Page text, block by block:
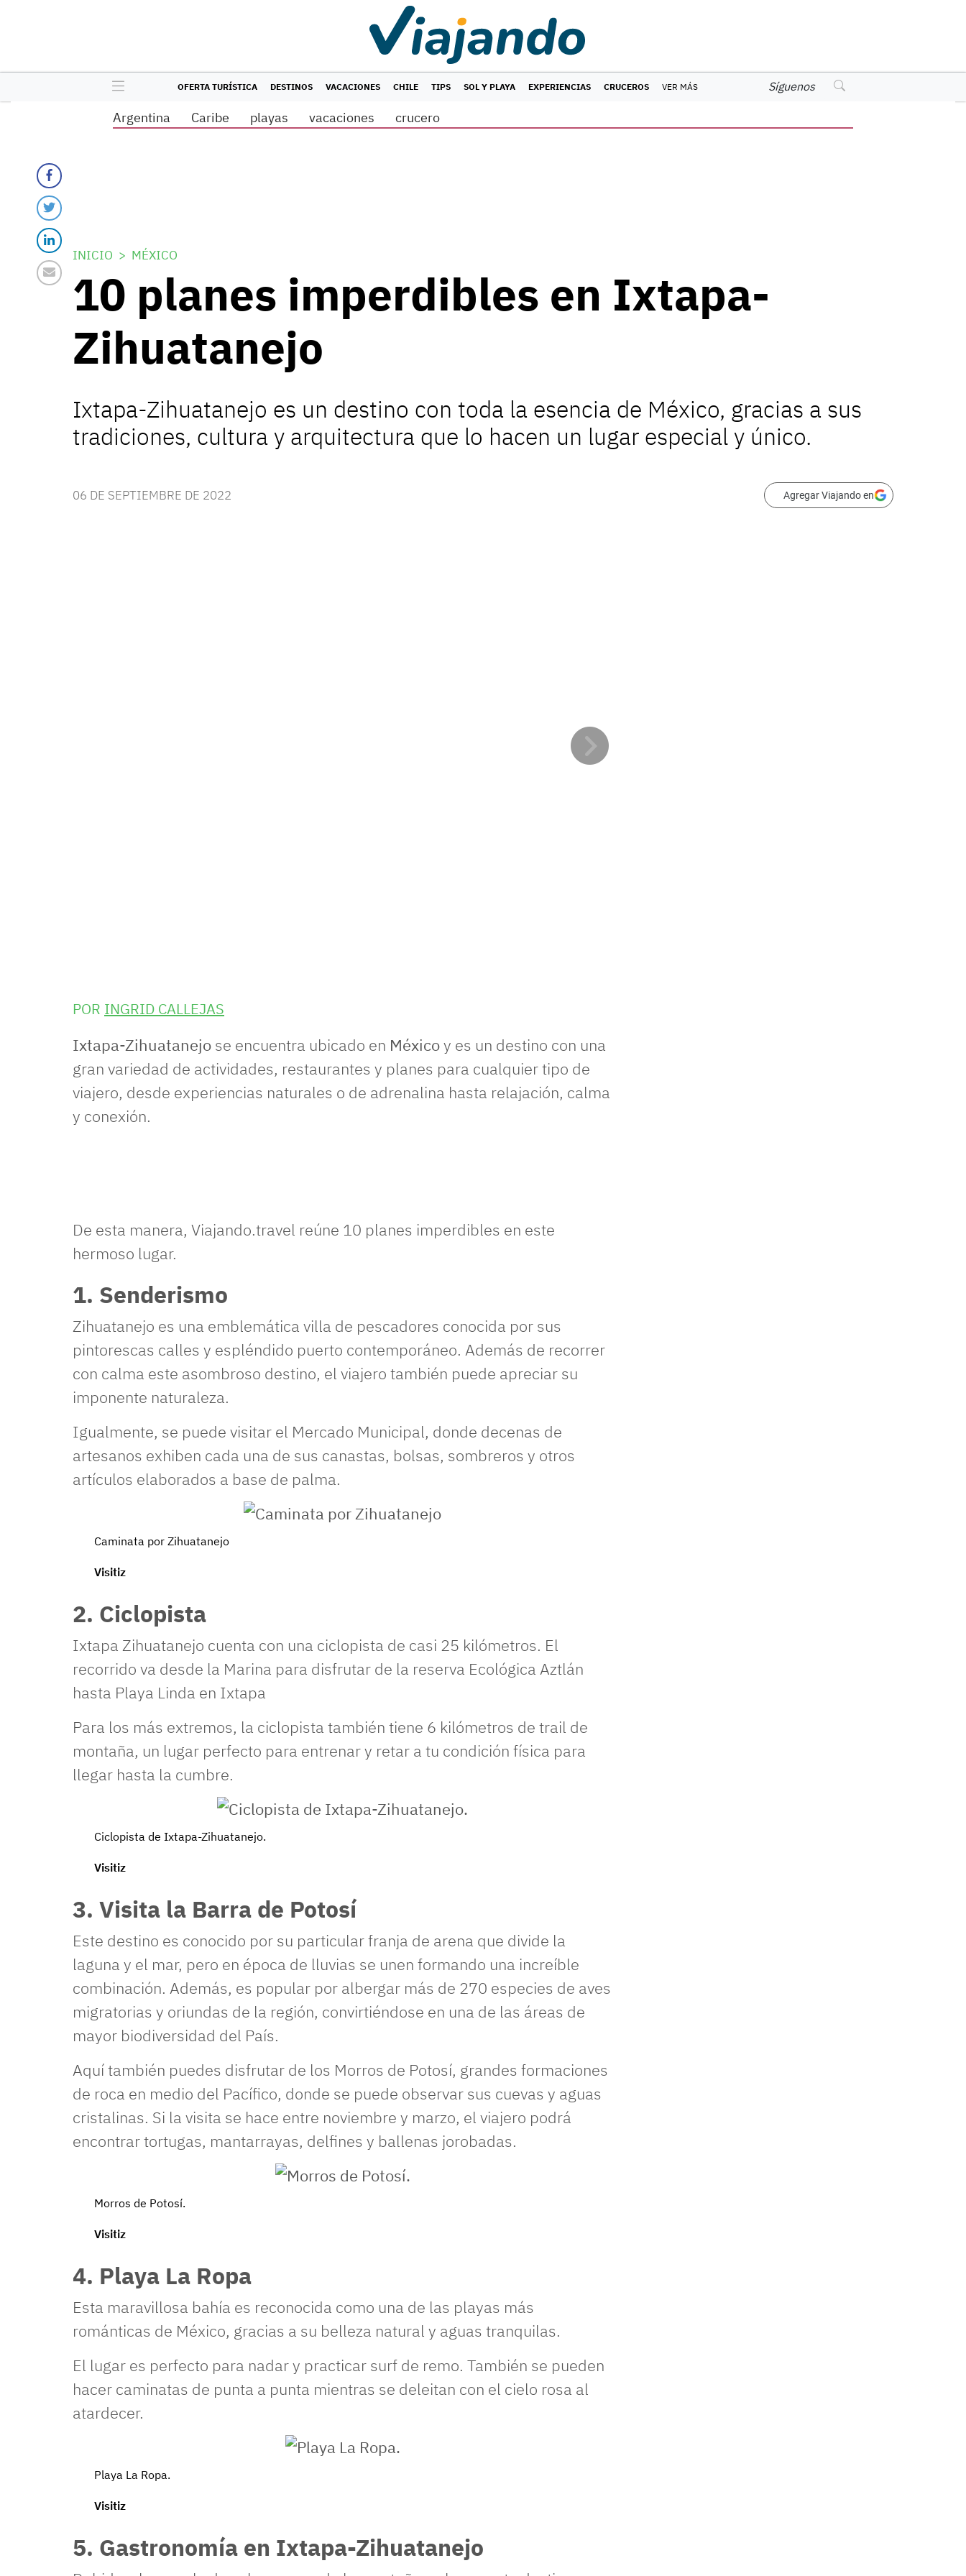
OFERTA TURÍSTICA DESTINOS VACACIONES CHILE TIPS SOL Y PLAYA EXPERIENCIAS CRUCEROS VER MÁS Síguenos
Argentina Caribe playas vacaciones crucero
INICIO MÉXICO
10 planes imperdibles en Ixtapa-
Zihuatanejo
Ixtapa-Zihuatanejo es un destino con toda la esencia de México, gracias a sus
tradiciones, cultura y arquitectura que lo hacen un lugar especial y único.
06 DE SEPTIEMBRE DE 2022 Agregar Viajando en
POR INGRID CALLEJAS
Ixtapa-Zihuatanejo se encuentra ubicado en Méxicoy es un destino con una
gran variedad de actividades, restaurantes y planes para cualquier tipo de
viajero, desde experiencias naturales o de adrenalina hasta relajación, calma
y conexión.
De esta manera, Viajando.travel reúne 10 planes imperdibles en este
hermoso lugar.
1. Senderismo
Zihuatanejo es una emblemática villa de pescadores conocida por sus
pintorescas calles y espléndido puerto contemporáneo. Además de recorrer
con calma este asombroso destino, el viajero también puede apreciar su
imponente naturaleza.
Igualmente, se puede visitar el Mercado Municipal, donde decenas de
artesanos exhiben cada una de sus canastas, bolsas, sombreros y otros
artículos elaborados a base de palma.
Caminata por Zihuatanejo
Visitiz
2. Ciclopista
Ixtapa Zihuatanejo cuenta con una ciclopista de casi 25 kilómetros. El
recorrido va desde la Marina para disfrutar de la reserva Ecológica Aztlán
hasta Playa Linda en Ixtapa
Para los más extremos, la ciclopista también tiene 6 kilómetros de trail de
montaña, un lugar perfecto para entrenar y retar a tu condición física para
llegar hasta la cumbre.
Ciclopista de Ixtapa-Zihuatanejo.
Visitiz
3. Visita la Barra de Potosí
Este destino es conocido por su particular franja de arena que divide la
laguna y el mar, pero en época de lluvias se unen formando una increíble
combinación. Además, es popular por albergar más de 270 especies de aves
migratorias y oriundas de la región, convirtiéndose en una de las áreas de
mayor biodiversidad del País.
Aquí también puedes disfrutar de los Morros de Potosí, grandes formaciones
de roca en medio del Pacífico, donde se puede observar sus cuevas y aguas
cristalinas. Si la visita se hace entre noviembre y marzo, el viajero podrá
encontrar tortugas, mantarrayas, delfines y ballenas jorobadas.
Morros de Potosí.
Visitiz
4. Playa La Ropa
Esta maravillosa bahía es reconocida como una de las playas más
románticas de México, gracias a su belleza natural y aguas tranquilas.
El lugar es perfecto para nadar y practicar surf de remo. También se pueden
hacer caminatas de punta a punta mientras se deleitan con el cielo rosa al
atardecer.
Playa La Ropa.
Visitiz
5. Gastronomía en Ixtapa-Zihuatanejo